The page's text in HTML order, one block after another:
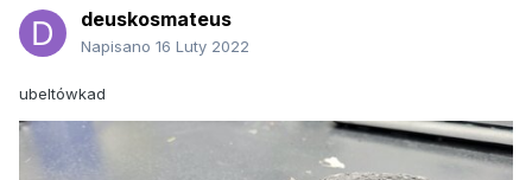
deuskosmateus
Napisano 16 Luty 2022
ubeltówkad